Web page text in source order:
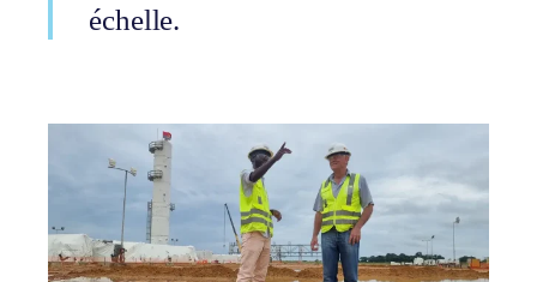
échelle.